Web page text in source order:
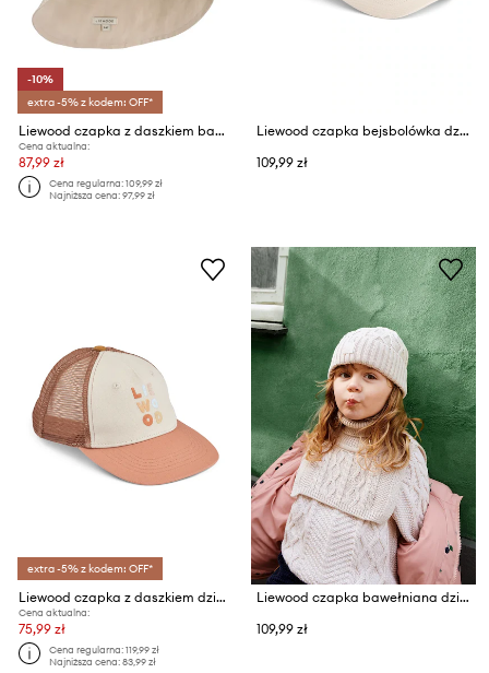
-10%
extra -5% z kodem: OFF*
Liewood czapka z daszkiem bawełniana dziecięca Gorm Linen Sun Hat With Ears
Cena aktualna:
87,99 zł
Cena regularna:109,99 zł
Najniższa cena:97,99 zł
Liewood czapka bejsbolówka dziecięca bawełniana Danny Embroidery Cap
109,99 zł
extra -5% z kodem: OFF*
Liewood czapka z daszkiem dziecięca Della Cap
Cena aktualna:
75,99 zł
Cena regularna:119,99 zł
Najniższa cena:83,99 zł
Liewood czapka bawełniana dziecięca Ezra Beanie w. Cables
109,99 zł